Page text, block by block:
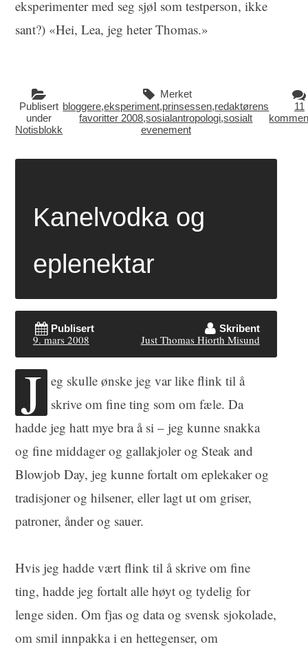
eksperimenter med seg sjøl som testperson, ikke
sant?) «Hei, Lea, jeg heter Thomas.»
Publisert
under
Notisblokk
Merket
bloggere,eksperiment,prinsessen,redaktørens
favoritter 2008,sosialantropologi,sosialt
evenement
11
Kanelvodka og
eplenektar
Publisert
9. mars 2008
Skribent
Just Thomas Hiorth Misund
J eg skulle ønske jeg var like flink til å
skrive om fine ting som om fæle. Da
hadde jeg hatt mye bra å si – jeg kunne snakka
og fine middager og gallakjoler og Steak and
Blowjob Day, jeg kunne fortalt om eplekaker og
tradisjoner og hilsener, eller lagt ut om griser,
patroner, ånder og sauer.
Hvis jeg hadde vært flink til å skrive om fine
ting, hadde jeg fortalt alle høyt og tydelig for
lenge siden. Om fjas og data og svensk sjokolade,
om smil innpakka i en hettegenser, om